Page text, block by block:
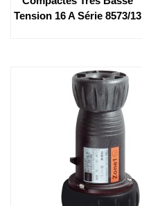
Tension 16 A Série 8573/13